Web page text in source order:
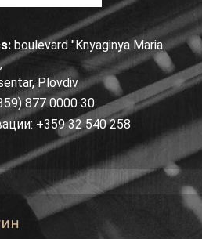
boulevard "Knyaginya Maria
Plovdiv
877 0000 30
+359 32 540 258